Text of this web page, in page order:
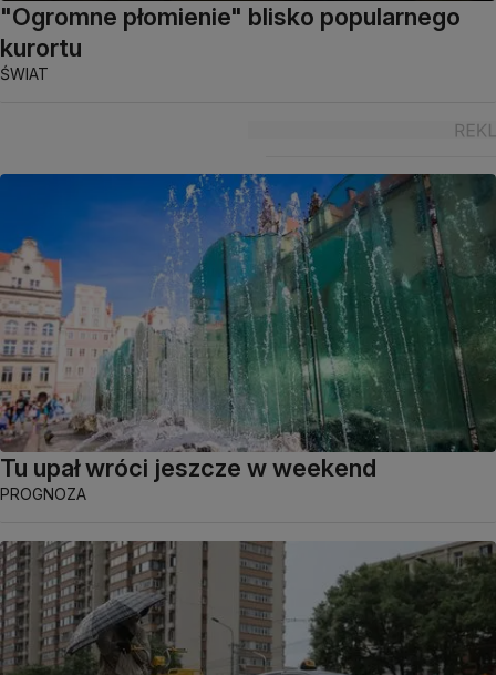
"Ogromne płomienie" blisko popularnego
kurortu
ŚWIAT
Tu upał wróci jeszcze w weekend
PROGNOZA